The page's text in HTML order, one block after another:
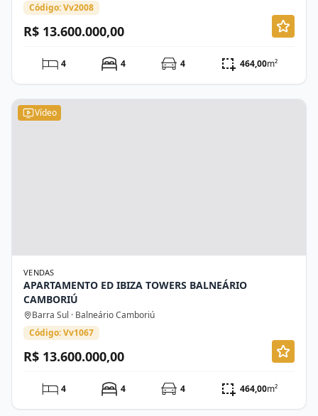
Código: Vv2008
R$ 13.600.000,00
4 4 4 464,00m²
Vídeo
VENDAS
APARTAMENTO ED IBIZA TOWERS BALNEÁRIO
CAMBORIÚ
Barra Sul · Balneário Camboriú
Código: Vv1067
R$ 13.600.000,00
4 4 4 464,00m²